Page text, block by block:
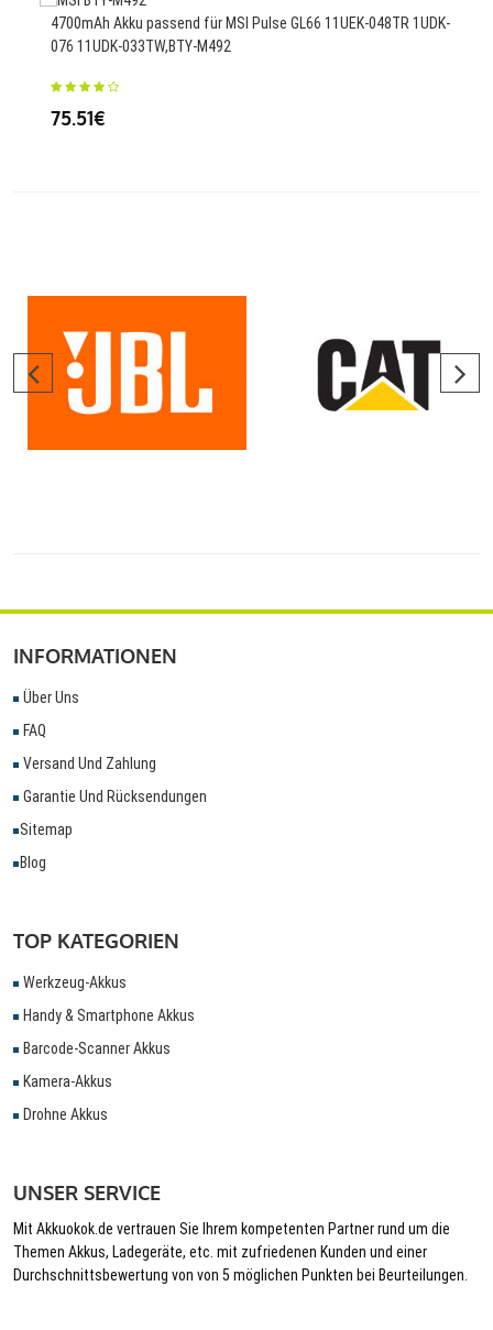
4700mAh Akku passend für MSI Pulse GL66 11UEK-048TR 1UDK-
076 11UDK-033TW,BTY-M492
75.51€
INFORMATIONEN
Über Uns
FAQ
Versand Und Zahlung
Garantie Und Rücksendungen
Sitemap
Blog
TOP KATEGORIEN
Werkzeug-Akkus
Handy & Smartphone Akkus
Barcode-Scanner Akkus
Kamera-Akkus
Drohne Akkus
UNSER SERVICE
Mit Akkuokok.de vertrauen Sie Ihrem kompetenten Partner rund um die
Themen Akkus, Ladegeräte, etc. mit zufriedenen Kunden und einer
Durchschnittsbewertung von von 5 möglichen Punkten bei Beurteilungen.